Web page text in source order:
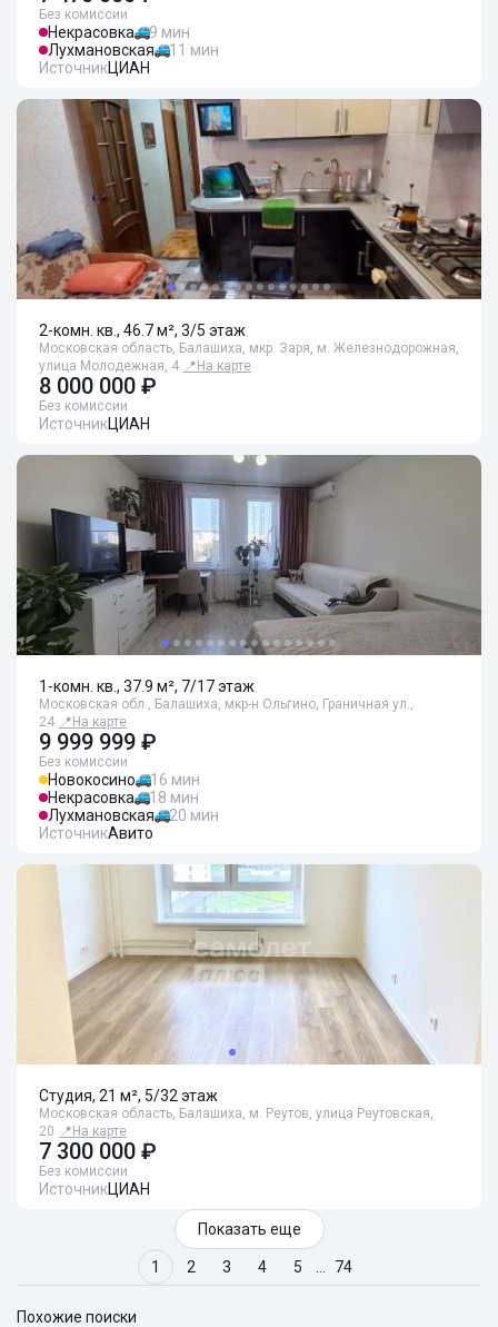
Без комиссии
Некрасовка
9 мин
Лухмановская
11 мин
ИсточникЦИАН
2-комн. кв., 46.7 м², 3/5 этаж
Московская область, Балашиха, мкр. Заря, м. Железнодорожная,
улица Молодежная, 4 📍 На карте
8 000 000 ₽
Без комиссии
ИсточникЦИАН
1-комн. кв., 37.9 м², 7/17 этаж
Московская обл., Балашиха, мкр-н Ольгино, Граничная ул.,
24 📍 На карте
9 999 999 ₽
Без комиссии
Новокосино
16 мин
Некрасовка
18 мин
Лухмановская
20 мин
ИсточникАвито
Студия, 21 м², 5/32 этаж
Московская область, Балашиха, м. Реутов, улица Реутовская,
20 📍 На карте
7 300 000 ₽
Без комиссии
ИсточникЦИАН
Показать еще
1 2 3 4 5 74
Похожие поиски